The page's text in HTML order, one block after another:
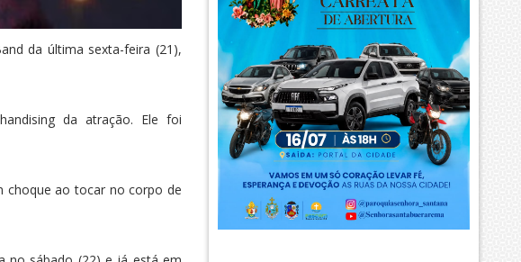
da última sexta-feira (21),
da atração. Ele foi
choque ao tocar no corpo de